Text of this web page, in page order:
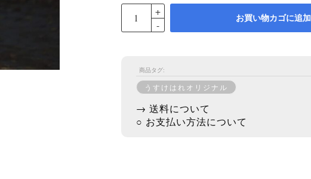
お買い物カゴに追加
商品タグ:
うすけはれオリジナル
→ 送料について
○ お支払い方法について